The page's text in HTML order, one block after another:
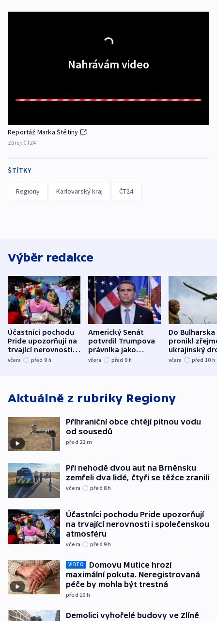
Nahrávám video
Reportáž Marka Štětiny
Zdroj: ČT24
ŠTÍTKY
Regiony Karlovarský kraj ČT24
Výběr redakce
Účastníci pochodu
Pride upozorňují na
trvající nerovnosti i
společenskou
včera před 9 h
Americký Senát
potvrdil Trumpova
právníka jako
ministra
včera před 9 h
Do Bulharska
pronikl
ukrajinský
explodoval
včera před 10 h
Aktuálně z rubriky Regiony
Příhraniční obce chtějí pitnou vodu
od sousedů
před 22 m
Při nehodě dvou aut na Brněnsku
zemřeli dva lidé, čtyři se těžce zranili
včera před 8h
Účastníci pochodu Pride upozorňují
na trvající nerovnosti i společenskou
atmosféru
včera před 9h
VIDEO
Domovu Mutice hrozí
maximální pokuta. Neregistrovaná
péče by mohla být trestná
před 10 h
Demolici vyhořelé budovy ve Zlíně